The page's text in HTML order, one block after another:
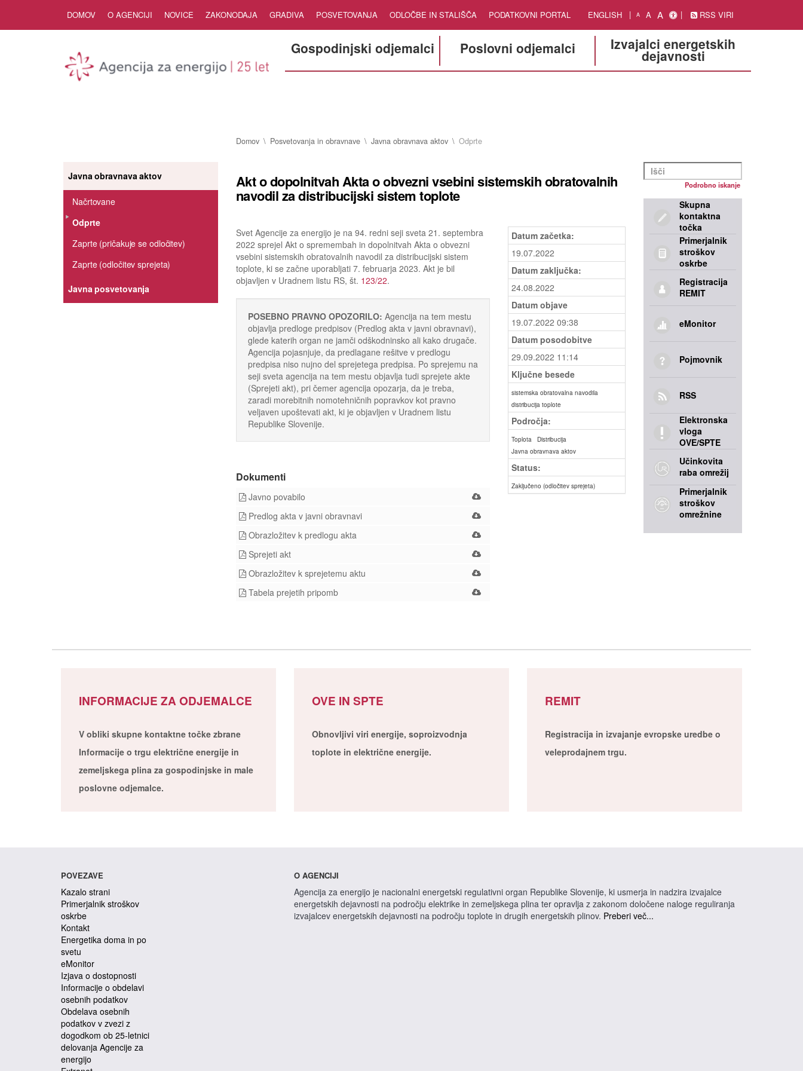
DOMOV O AGENCIJI NOVICE ZAKONODAJA GRADIVA POSVETOVANJA ODLOČBE IN STALIŠČA PODATKOVNI PORTAL ENGLISH A A A RSS VIRI
Gospodinjski odjemalci Poslovni odjemalci Izvajalci energetskih
dejavnosti
Domov Posvetovanja in obravnave Javna obravnava aktov Odprte
Javna obravnava aktov
Načrtovane
Odprte
Zaprte (pričakuje se odločitev)
Zaprte (odločitev sprejeta)
Javna posvetovanja
Akt o dopolnitvah Akta o obvezni vsebini sistemskih obratovalnih
navodil za distribucijski sistem toplote
Svet Agencije za energijo je na 94. redni seji sveta 21. septembra
2022 sprejel Akt o spremembah in dopolnitvah Akta o obvezni
vsebini sistemskih obratovalnih navodil za distribucijski sistem
toplote, ki se začne uporabljati 7. februarja 2023. Akt je bil
objavljen v Uradnem listu RS, št. 123/22.
POSEBNO PRAVNO OPOZORILO: Agencija na tem mestu
objavlja predloge predpisov (Predlog akta v javni obravnavi),
glede katerih organ ne jamči odškodninsko ali kako drugače.
Agencija pojasnjuje, da predlagane rešitve v predlogu
predpisa niso nujno del sprejetega predpisa. Po sprejemu na
seji sveta agencija na tem mestu objavlja tudi sprejete akte
(Sprejeti akt), pri čemer agencija opozarja, da je treba,
zaradi morebitnih nomotehničnih popravkov kot pravno
veljaven upoštevati akt, ki je objavljen v Uradnem listu
Republike Slovenije.
Dokumenti
Javno povabilo
Predlog akta v javni obravnavi
Obrazložitev k predlogu akta
Sprejeti akt
Obrazložitev k sprejetemu aktu
Tabela prejetih pripomb
Datum začetka:
19.07.2022
Datum zaključka:
24.08.2022
Datum objave
19.07.2022 09:38
Datum posodobitve
29.09.2022 11:14
Ključne besede
sistemska obratovalna navodila
distribucija toplote
Področja:
Toplota
Distribucija
Javna obravnava aktov
Status:
Zaključeno (odločitev sprejeta)
Podrobno iskanje
Skupna
kontaktna
točka
Primerjalnik
stroškov
oskrbe
Registracija
REMIT
eMonitor
Pojmovnik
RSS
Elektronska
vloga
OVE/SPTE
Učinkovita
raba omrežij
Primerjalnik
stroškov
omrežnine
INFORMACIJE ZA ODJEMALCE
V obliki skupne kontaktne točke zbrane
Informacije o trgu električne energije in
zemeljskega plina za gospodinjske in male
poslovne odjemalce.
OVE IN SPTE
Obnovljivi viri energije, soproizvodnja
toplote in električne energije.
REMIT
Registracija in izvajanje evropske uredbe o
veleprodajnem trgu.
POVEZAVE
Kazalo strani
Primerjalnik stroškov
oskrbe
Kontakt
Energetika doma in po
svetu
eMonitor
Izjava o dostopnosti
Informacije o obdelavi
osebnih podatkov
Obdelava osebnih
podatkov v zvezi z
dogodkom ob 25-letnici
delovanja Agencije za
energijo
O AGENCIJI
Agencija za energijo je nacionalni energetski regulativni organ Republike Slovenije, ki usmerja in nadzira izvajalce
energetskih dejavnosti na področju elektrike in zemeljskega plina ter opravlja z zakonom določene naloge reguliranja
izvajalcev energetskih dejavnosti na področju toplote in drugih energetskih plinov. Preberi več...